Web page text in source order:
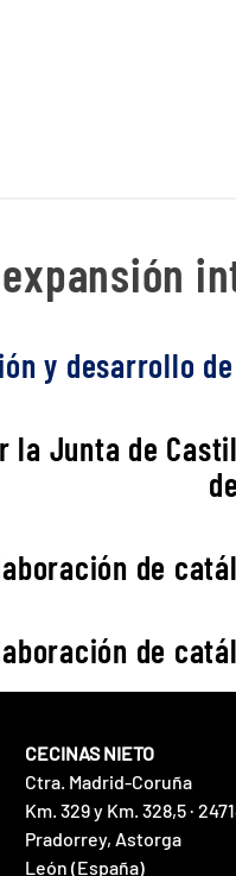
y desarrollo
la Junta de
de
de
CECINAS NIETO
Ctra. Madrid-Coruña
Km. 329 y Km. 328,5 ·
Pradorrey, Astorga
León (España)